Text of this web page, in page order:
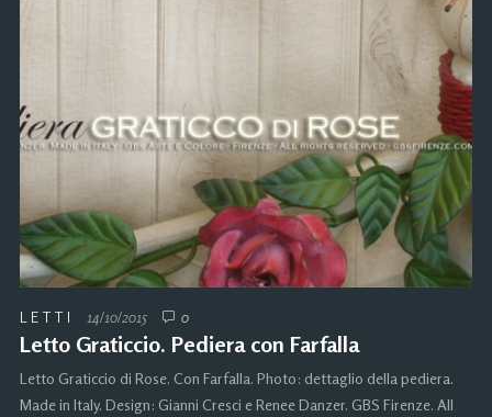
LETTI 14/10/2015 0
Letto Graticcio. Pediera con Farfalla
Letto Graticcio di Rose. Con Farfalla. Photo: dettaglio della pediera.
Made in Italy. Design: Gianni Cresci e Renee Danzer. GBS Firenze. All